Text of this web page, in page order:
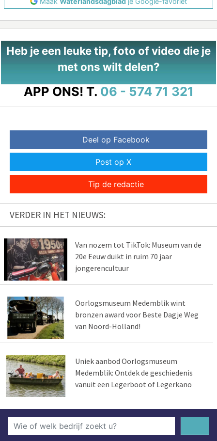
Heb je een leuke tip, foto of video die je
met ons wilt delen?
APP ONS! T. 06 - 574 71 321
Deel op Facebook
Post op X
Tip de redactie
VERDER IN HET NIEUWS:
Van nozem tot TikTok: Museum van de
20e Eeuw duikt in ruim 70 jaar
jongerencultuur
Oorlogsmuseum Medemblik wint
bronzen award voor Beste Dagje Weg
van Noord-Holland!
Uniek aanbod Oorlogsmuseum
Medemblik: Ontdek de geschiedenis
vanuit een Legerboot of Legerkano